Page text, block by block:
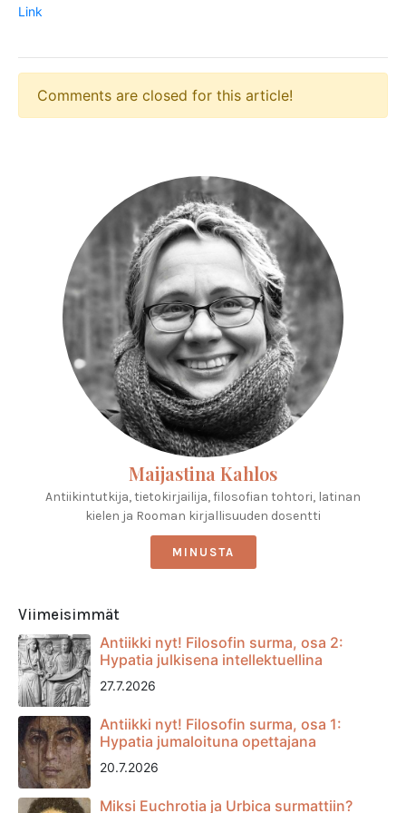
Link
Comments are closed for this article!
Maijastina Kahlos
Antiikintutkija, tietokirjailija, filosofian tohtori, latinan
kielen ja Rooman kirjallisuuden dosentti
MINUSTA
Viimeisimmät
Antiikki nyt! Filosofin surma, osa 2:
Hypatia julkisena intellektuellina
27.7.2026
Antiikki nyt! Filosofin surma, osa 1:
Hypatia jumaloituna opettajana
20.7.2026
Miksi Euchrotia ja Urbica surmattiin?